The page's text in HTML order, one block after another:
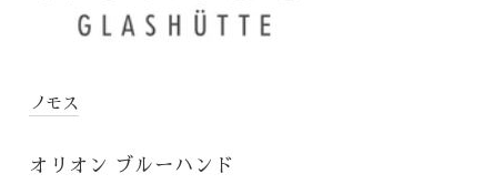
ノモス
オリオン ブルーハンド